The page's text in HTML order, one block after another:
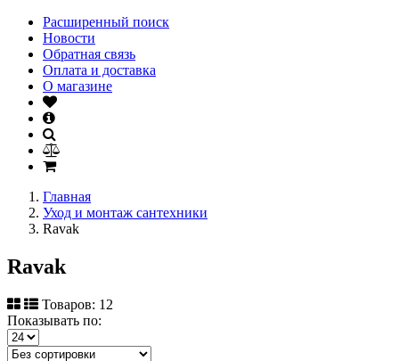
Расширенный поиск
Новости
Обратная связь
Оплата и доставка
О магазине
Главная
Уход и монтаж сантехники
Ravak
Ravak
Товаров: 12
Показывать по: